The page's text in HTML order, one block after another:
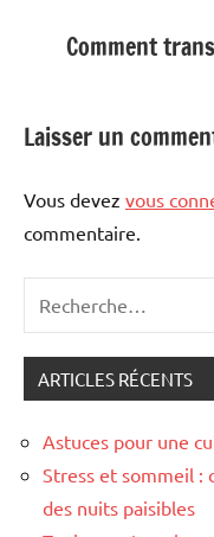
Comment
Laisser un
Vous devez vous
commentaire.
:
ARTICLES RÉCENTS
Astuces pour une
Stress et sommeil :
des nuits paisibles